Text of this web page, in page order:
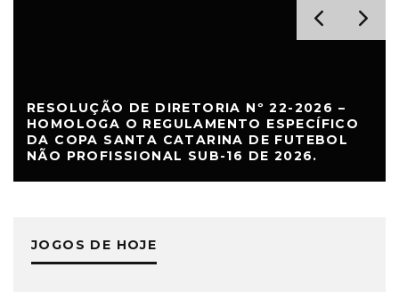
RESOLUÇÃO DE DIRETORIA Nº 22-2026 –
HOMOLOGA O REGULAMENTO ESPECÍFICO
DA COPA SANTA CATARINA DE FUTEBOL
NÃO PROFISSIONAL SUB-16 DE 2026.
JOGOS DE HOJE